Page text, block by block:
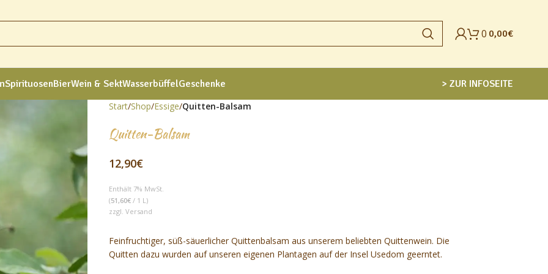
0 0,00€
SpirituosenBierWein & SektWasserbüffelGeschenke > ZUR INFOSEITE
Start/Shop/Essige/Quitten-Balsam
Quitten-Balsam
12,90€
Enthält 7% MwSt.
(51,60€/ 1 L)
zzgl. Versand
Feinfruchtiger, süß-säuerlicher Quittenbalsam aus unserem beliebten Quittenwein. Die
Quitten dazu wurden auf unseren eigenen Plantagen auf der Insel Usedom geerntet.